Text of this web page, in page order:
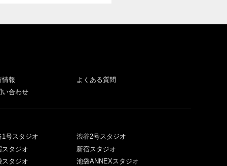
情報
よくある質問
い合わせ
1号スタジオ
渋谷2号スタジオ
スタジオ
新宿スタジオ
スタジオ
池袋ANNEXスタジオ